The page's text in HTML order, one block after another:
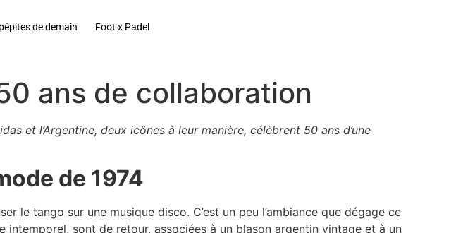
de demain Foot x Padel
ans de collaboration
et l’Argentine, deux icônes à leur manière, célèbrent 50 ans d’une
de 1974
le tango sur une musique disco. C’est un peu l’ambiance que dégage ce
intemporel, sont de retour, associées à un blason argentin vintage et à un